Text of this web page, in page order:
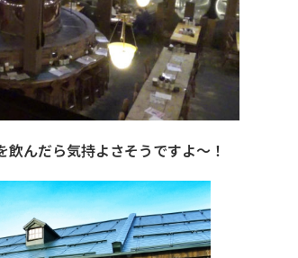
んだら気持よさそうですよ～！